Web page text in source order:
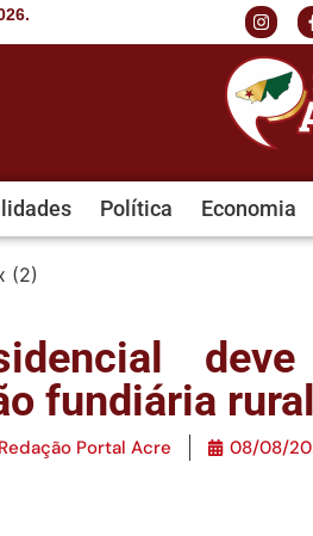
Política Economia
fundiária
Redação Portal Acre 08/08/